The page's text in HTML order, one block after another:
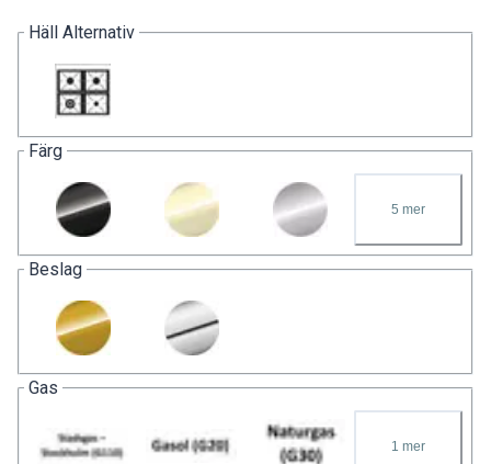
Häll Alternativ
Färg
5 mer
Beslag
Gas
1 mer